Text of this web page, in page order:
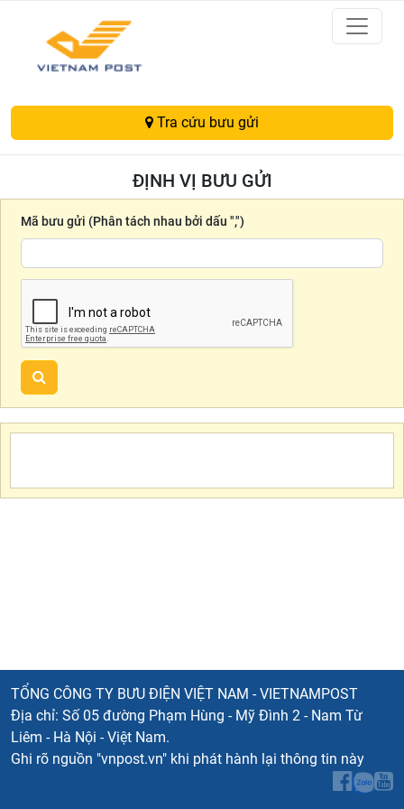
Tra cứu bưu gửi
ĐỊNH VỊ BƯU GỬI
Mã bưu gửi (Phân tách nhau bởi dấu ",")
TỔNG CÔNG TY BƯU ĐIỆN VIỆT NAM - VIETNAMPOST
Địa chỉ: Số 05 đường Phạm Hùng - Mỹ Đình 2 - Nam Từ
Liêm - Hà Nội - Việt Nam.
Ghi rõ nguồn "vnpost.vn" khi phát hành lại thông tin này